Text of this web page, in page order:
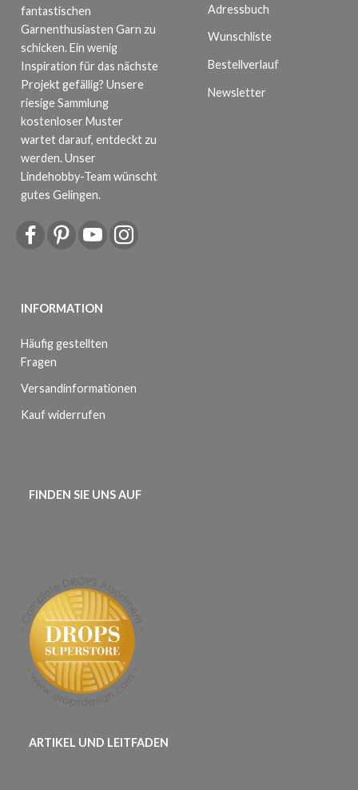
fantastischen
Garnenthusiasten Garn zu
schicken. Ein wenig
Inspiration für das nächste
Projekt gefällig? Unsere
riesige Sammlung
kostenloser Muster
wartet darauf, entdeckt zu
werden. Unser
Lindehobby-Team wünscht
gutes Gelingen.
INFORMATION
Häufig gestellten
Fragen
Versandinformationen
Kauf widerrufen
Adressbuch
Wunschliste
Bestellverlauf
Newsletter
FINDEN SIE UNS AUF
ARTIKEL UND LEITFADEN